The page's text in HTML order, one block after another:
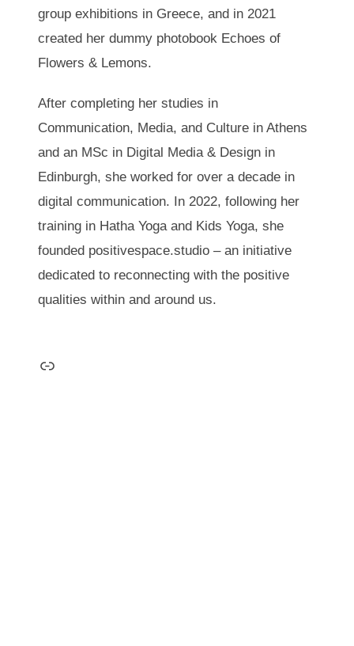
group exhibitions in Greece, and in 2021
created her dummy photobook Echoes of
Flowers & Lemons.
After completing her studies in
Communication, Media, and Culture in Athens
and an MSc in Digital Media & Design in
Edinburgh, she worked for over a decade in
digital communication. In 2022, following her
training in Hatha Yoga and Kids Yoga, she
founded positivespace.studio – an initiative
dedicated to reconnecting with the positive
qualities within and around us.
Link